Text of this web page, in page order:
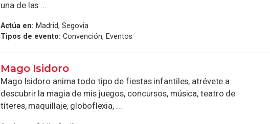
una de las ...
Actúa en: Madrid, Segovia
Tipos de evento: Convención, Eventos
Mago Isidoro
Mago Isidoro anima todo tipo de fiestas infantiles, atrévete a
descubrir la magia de mis juegos, concursos, música, teatro de
títeres, maquillaje, globoflexia, ...